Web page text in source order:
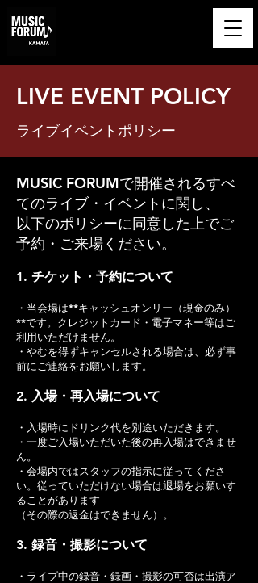
​LIVE EVENT POLICY
ライブイベントポリシー
MUSIC FORUMで開催されるすべ
てのライブ・イベントに関し、
以下のポリシーに同意した上でご
予約・ご来場ください。
1. チケット・予約について
・当会場は**キャッシュオンリー（現金のみ）
**です。クレジットカード・電子マネー等はご
利用いただけません。
・やむを得ずキャンセルされる場合は、必ず事
前にご連絡をお願いします。
2. 入場・再入場について
・入場時にドリンク代を別途いただきます。
・一度ご入場いただいた後の再入場はできませ
ん。
・会場内ではスタッフの指示に従ってくださ
い。従っていただけない場合は退場をお願いす
ることがあります
（その際の返金はできません）。
3. 録音・撮影について
・ライブ中の録音・録画・撮影の可否は出演ア